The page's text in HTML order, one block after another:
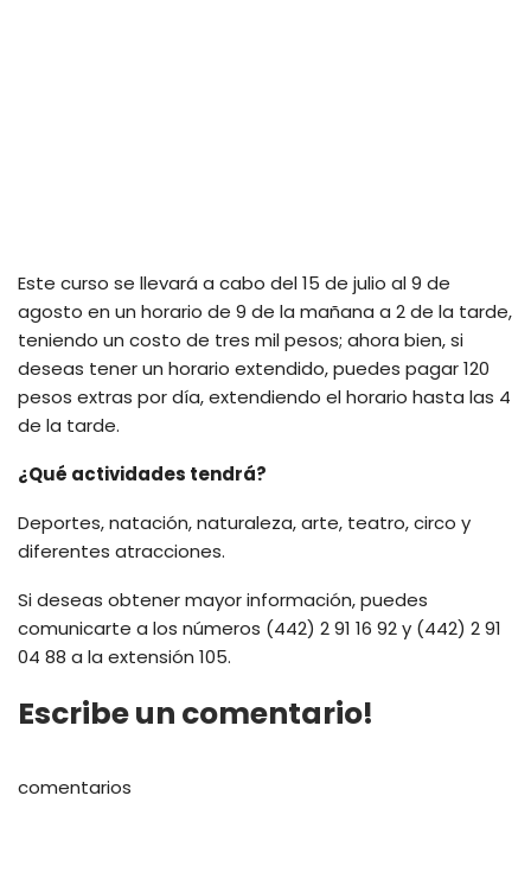
Este curso se llevará a cabo del 15 de julio al 9 de
agosto en un horario de 9 de la mañana a 2 de la tarde,
teniendo un costo de tres mil pesos; ahora bien, si
deseas tener un horario extendido, puedes pagar 120
pesos extras por día, extendiendo el horario hasta las 4
de la tarde.
¿Qué actividades tendrá?
Deportes, natación, naturaleza, arte, teatro, circo y
diferentes atracciones.
Si deseas obtener mayor información, puedes
comunicarte a los números (442) 2 91 16 92 y (442) 2 91
04 88 a la extensión 105.
Escribe un comentario!
comentarios